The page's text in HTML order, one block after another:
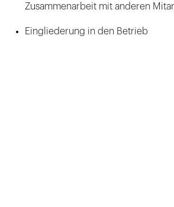
Zusammenarbeit mit anderen
Eingliederung in den Betrieb